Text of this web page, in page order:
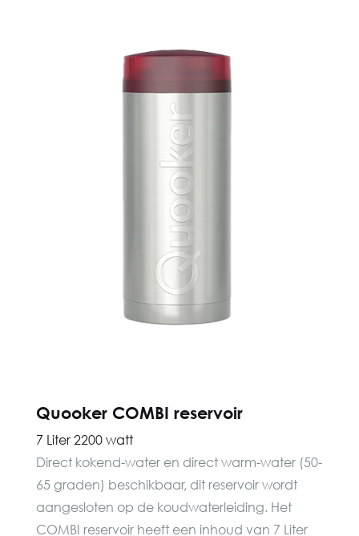
Quooker COMBI reservoir
7 Liter 2200 watt
Direct kokend-water en direct warm-water (50-
65 graden) beschikbaar, dit reservoir wordt
aangesloten op de koudwaterleiding. Het
COMBI reservoir heeft een inhoud van 7 Liter